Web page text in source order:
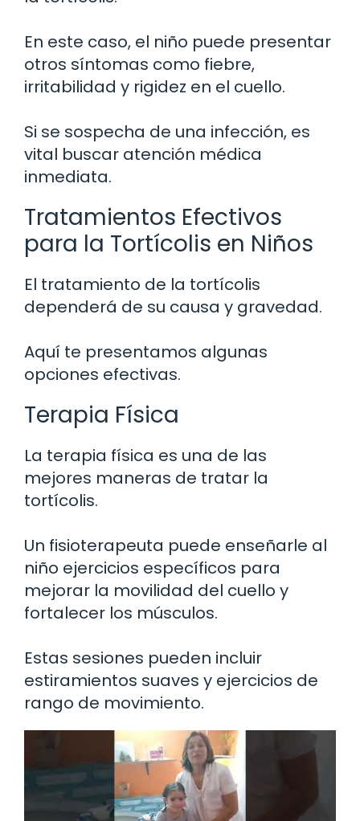
En este caso, el niño puede presentar
otros síntomas como fiebre,
irritabilidad y rigidez en el cuello.
Si se sospecha de una infección, es
vital buscar atención médica
inmediata.
Tratamientos Efectivos
para la Tortícolis en Niños
El tratamiento de la tortícolis
dependerá de su causa y gravedad.
Aquí te presentamos algunas
opciones efectivas.
Terapia Física
La terapia física es una de las
mejores maneras de tratar la
tortícolis.
Un fisioterapeuta puede enseñarle al
niño ejercicios específicos para
mejorar la movilidad del cuello y
fortalecer los músculos.
Estas sesiones pueden incluir
estiramientos suaves y ejercicios de
rango de movimiento.